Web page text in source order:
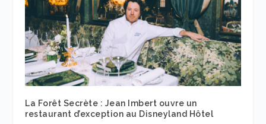
La Forêt Secrète : Jean Imbert ouvre un
restaurant d’exception au Disneyland Hôtel